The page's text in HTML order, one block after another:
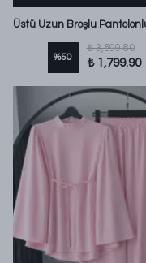
%50
₺ 3,599.80
₺ 1,799.90